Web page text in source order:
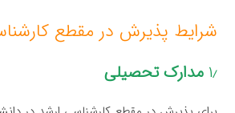
شرایط پذیرش در مقطع
۱٫ مدارک تحصیلی